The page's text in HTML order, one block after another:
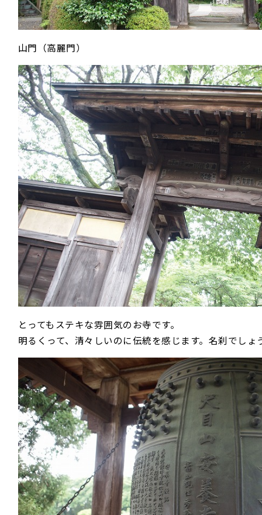
山門（高麗門）
とってもステキな雰囲気のお寺です。
明るくって、清々しいのに伝統を感じます。名刹でしょ